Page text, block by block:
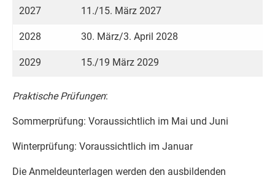
2027 11./15. März 2027
2028 30. März/3. April 2028
2029 15./19 März 2029
Praktische Prüfungen:
Sommerprüfung: Voraussichtlich im Mai und Juni
Winterprüfung: Voraussichtlich im Januar
Die Anmeldeunterlagen werden den ausbildenden